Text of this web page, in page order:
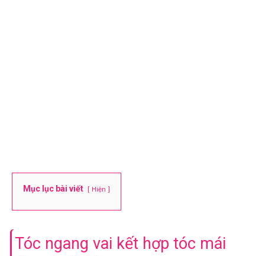
Mục lục bài viết Hiện
Tóc ngang vai kết hợp tóc mái